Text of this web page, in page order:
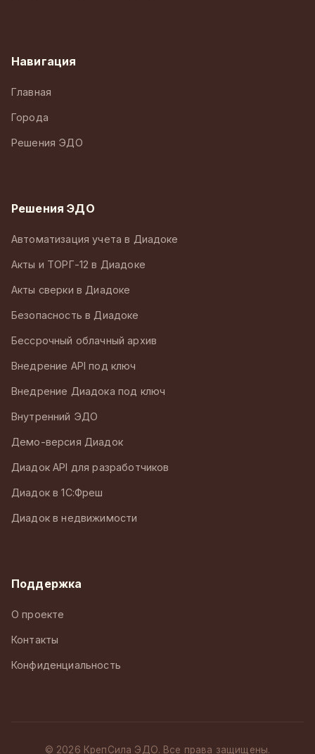
Навигация
Главная
Города
Решения ЭДО
Решения ЭДО
Автоматизация учета в Диадоке
Акты и ТОРГ-12 в Диадоке
Акты сверки в Диадоке
Безопасность в Диадоке
Бессрочный облачный архив
Внедрение API под ключ
Внедрение Диадока под ключ
Внутренний ЭДО
Демо-версия Диадок
Диадок API для разработчиков
Диадок в 1С:Фреш
Диадок в недвижимости
Поддержка
О проекте
Контакты
Конфиденциальность
© 2026 КрепСила ЭДО. Все права защищены.